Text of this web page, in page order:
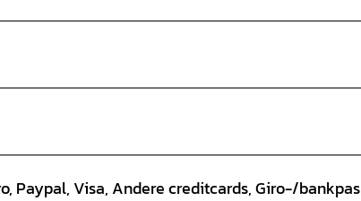
Paypal, Visa, Andere creditcards, Giro-/bankpas